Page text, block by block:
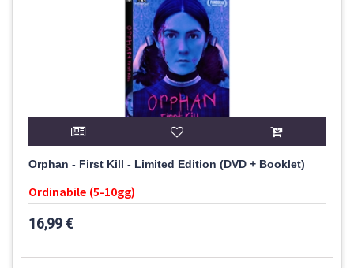
Orphan - First Kill - Limited Edition (DVD + Booklet)
Ordinabile (5-10gg)
16,99 €